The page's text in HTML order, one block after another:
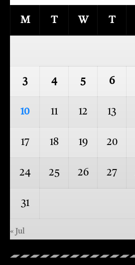
M T W T
3 4 5 6
10 11 12 13
17 18 19 20
24 25 26 27
31
« Jul